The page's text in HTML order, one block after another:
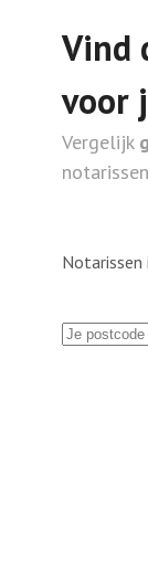
Vind
voor
Vergelijk